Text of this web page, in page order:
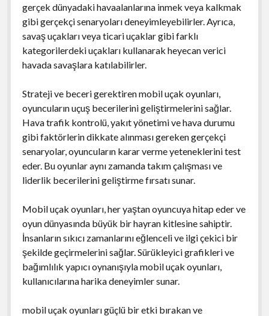
gerçek dünyadaki havaalanlarına inmek veya kalkmak
gibi gerçekçi senaryoları deneyimleyebilirler. Ayrıca,
savaş uçakları veya ticari uçaklar gibi farklı
kategorilerdeki uçakları kullanarak heyecan verici
havada savaşlara katılabilirler.
Strateji ve beceri gerektiren mobil uçak oyunları,
oyuncuların uçuş becerilerini geliştirmelerini sağlar.
Hava trafik kontrolü, yakıt yönetimi ve hava durumu
gibi faktörlerin dikkate alınması gereken gerçekçi
senaryolar, oyuncuların karar verme yeteneklerini test
eder. Bu oyunlar aynı zamanda takım çalışması ve
liderlik becerilerini geliştirme fırsatı sunar.
Mobil uçak oyunları, her yaştan oyuncuya hitap eder ve
oyun dünyasında büyük bir hayran kitlesine sahiptir.
İnsanların sıkıcı zamanlarını eğlenceli ve ilgi çekici bir
şekilde geçirmelerini sağlar. Sürükleyici grafikleri ve
bağımlılık yapıcı oynanışıyla mobil uçak oyunları,
kullanıcılarına harika deneyimler sunar.
mobil uçak oyunları güçlü bir etki bırakan ve